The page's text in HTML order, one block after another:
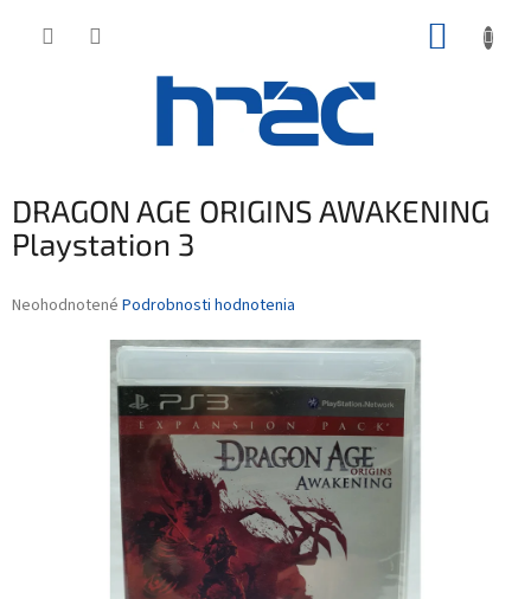
DRAGON AGE ORIGINS AWAKENING
Playstation 3
Priemerné
Neohodnotené Podrobnosti hodnotenia